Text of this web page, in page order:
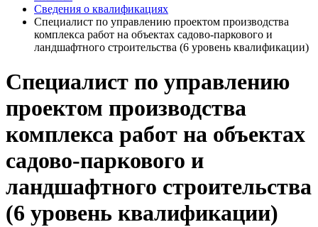
Сведения о квалификациях
Специалист по управлению проектом производства
комплекса работ на объектах садово-паркового и
ландшафтного строительства (6 уровень квалификации)
Специалист по управлению
проектом производства
комплекса работ на объектах
садово-паркового и
ландшафтного строительства
(6 уровень квалификации)